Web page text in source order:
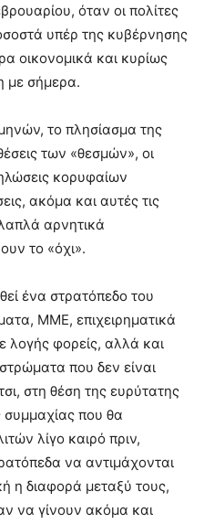
όταν οι πολίτες
υπέρ της κυβέρνησης
οικονομικά και κυρίως
με σήμερα.
το πλησίασμα της
των «θεσμών», οι
κορυφαίων
ακόμα και αυτές τις
αρνητικά
το «όχι».
ένα στρατόπεδο του
ΜΜΕ, επιχειρηματικά
λογής φορείς, αλλά και
που δεν είναι
στη θέση της ευρύτατης
συμμαχίας που θα
λίγο καιρό πριν,
να αντιμάχονται
η διαφορά μεταξύ τους,
να γίνουν ακόμα και